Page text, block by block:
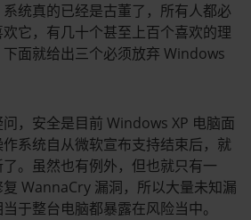
统真的已经是古董了，所有人都必
它，有几十个甚至上百个喜欢的理
面就给出三个必须放弃 Windows
，安全是目前 Windows XP 电脑面
系统自从微软宣布支持结束后，就
。虽然也有例外，但也就只有一
WannaCry 漏洞，所以大量未知漏
于整台电脑都暴露在风险当中。